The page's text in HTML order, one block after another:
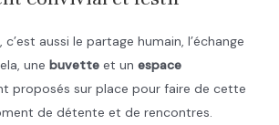
c’est aussi le partage humain, l’échange
une buvetteet un espace
proposés sur place pour faire de cette
de détente et de rencontres.